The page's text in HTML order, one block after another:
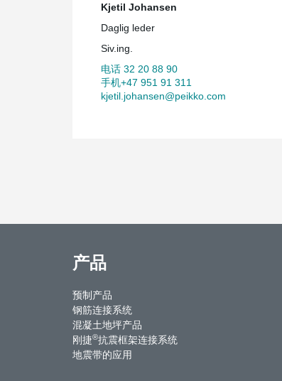
Kjetil Johansen
Daglig leder
Siv.ing.
电话 32 20 88 90
手机+47 951 91 311
kjetil.johansen@peikko.com
产品
预制产品
钢筋连接系统
混凝土地坪产品
刚捷®抗震框架连接系统
地震带的应用